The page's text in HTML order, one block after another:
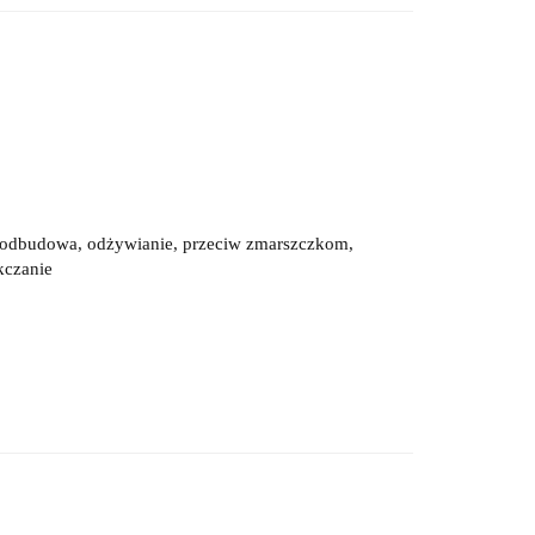
odżywianie, przeciw zmarszczkom,